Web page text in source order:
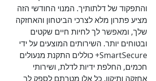
והתפקוד של דלתותיך. המנוי החודשי הזה
מציע פתרון מלא לצרכי הביטחון והאחזקה
שלך, ומאפשר לך לחיות חיים שקטים
ובטוחים יותר. השירותים המוצעים על ידי
SmartSecure+ כוללים התקנת מנעולים
חכמים, החלפת ידיות לדלת, ושירותי
אחזקה ותיקון. כל אלו מטרתם לספק לך